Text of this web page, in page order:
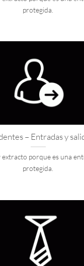
protegida.
– Entradas y
extracto porque es una
protegida.